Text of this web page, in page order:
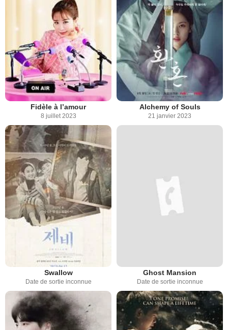
Fidèle à l’amour
8 juillet 2023
Alchemy of Souls
21 janvier 2023
Swallow
Date de sortie inconnue
Ghost Mansion
Date de sortie inconnue